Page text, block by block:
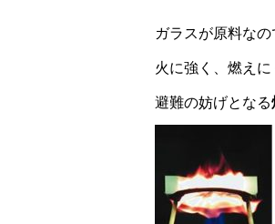
ガラスが原料な
火に強く、燃え
避難の妨げとなる